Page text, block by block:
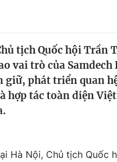
tế
sống
tịch Quốc hội Trần
vai trò của Samdech
giữ, phát triển quan
hợp tác toàn diện
Hà Nội, Chủ tịch Quốc